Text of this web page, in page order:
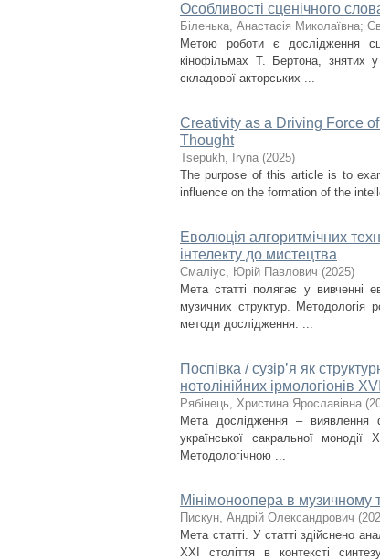
Особливості сценічного
Біленька, Анастасія Миколаївна;
Метою роботи є дослідження
кінофільмах Т. Бертона, знятих
складової акторських ...
Creativity as a Driving Force
Thought
Tsepukh, Iryna (2025)
The purpose of this article is to
influence on the formation of the
Еволюція алгоритмічних
інтелекту до мистецтва
Смаліус, Юрій Павлович (2025)
Мета статті полягає у вивченні
музичних структур. Методологія
методи дослідження. ...
Поспівка / сузір’я як
нотолінійних ірмологіонів
Рябінець, Христина Ярославівна (
Мета дослідження – виявлення
української сакральної
Методологічною ...
Мінімоноопера в музичному
Пискун, Андрій Олександрович (
Мета статті. У статті здійснено
ХХІ століття в контексті